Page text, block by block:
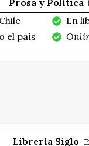
el país
En
Librería Siglo